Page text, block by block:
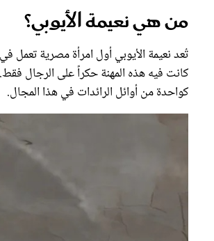
من هي نعيمة الأيوبي؟
تُعد نعيمة الأيوبي أول امرأة مصرية تعمل
كانت فيه هذه المهنة حكراً على الرجال
كواحدة من أوائل الرائدات في هذا المجال.